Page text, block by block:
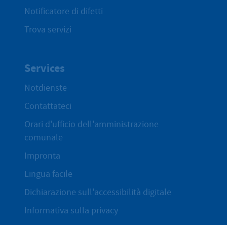
Notificatore di difetti
Trova servizi
Services
Notdienste
Contattateci
Orari d'ufficio dell'amministrazione
comunale
Impronta
Lingua facile
Dichiarazione sull'accessibilità digitale
Informativa sulla privacy